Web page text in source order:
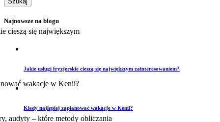
Najnowsze na blogu
Jakie usługi fryzjerskie cieszą się największym zainteresowaniem?
Kiedy najlepiej zaplanować wakacje w Kenii?